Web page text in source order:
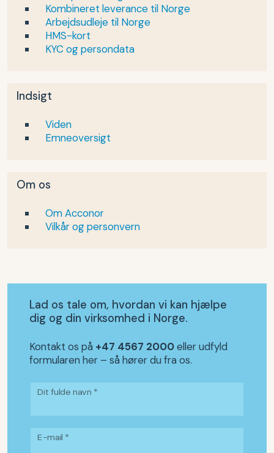
Kombineret leverance til Norge
Arbejdsudleje til Norge
HMS-kort
KYC og persondata
Indsigt
Viden
Emneoversigt
Om os
Om Acconor
Vilkår og personvern
Lad os tale om, hvordan vi kan hjælpe
dig og din virksomhed i Norge.
Kontakt os på +47 4567 2000eller udfyld
formularen her – så hører du fra os.
Dit fulde navn *
E-mail *